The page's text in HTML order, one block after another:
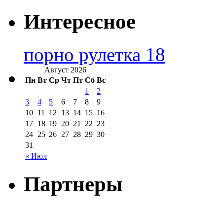
Интересное
порно рулетка 18
Август 2026
Пн Вт Ср Чт Пт Сб Вс
« Июл
1
2
3
4 5 6 7 8
9
10 11 12 13 14 15 16
17 18 19 20 21 22 23
24 25 26 27 28 29 30
31
Партнеры